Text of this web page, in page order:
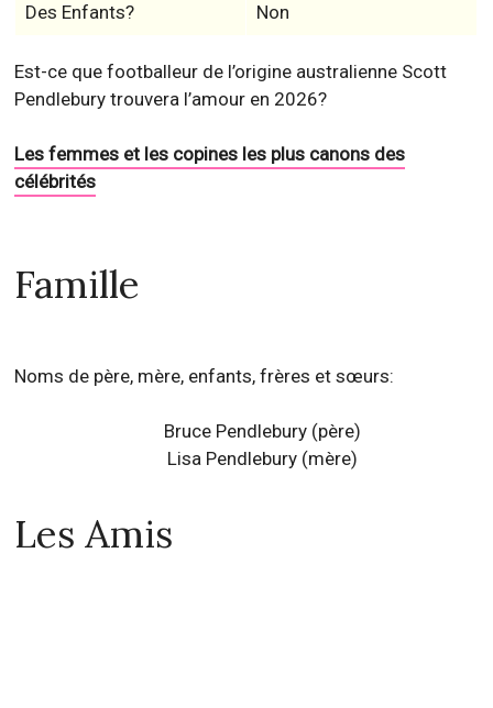
Des Enfants? Non
Est-ce que footballeur de l’origine australienne Scott
Pendlebury trouvera l’amour en 2026?
Les femmes et les copines les plus canons des
célébrités
Famille
Noms de père, mère, enfants, frères et sœurs:
Bruce Pendlebury (père)
Lisa Pendlebury (mère)
Les Amis